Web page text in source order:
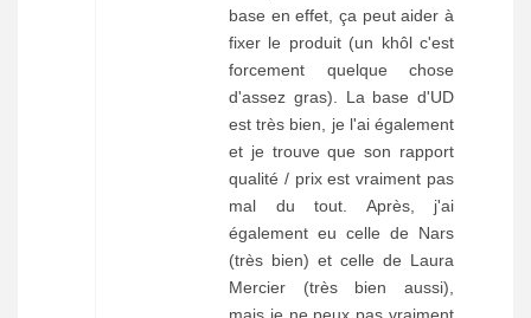
base en effet, ça peut aider à
fixer le produit (un khôl c'est
forcement quelque chose
d'assez gras). La base d'UD
est très bien, je l'ai également
et je trouve que son rapport
qualité / prix est vraiment pas
mal du tout. Après, j'ai
également eu celle de Nars
(très bien) et celle de Laura
Mercier (très bien aussi),